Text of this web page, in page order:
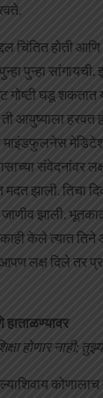
चिंतित होती
पुन्हा
गोष्टी घडू
आयुष्याला हरवत
माइंडफुलनेस
संवेदनांवर
मदत झाली. तिचा
जाणीव झाली.
काही केले त्यात
लक्ष दिले तर
हाताळण्यावर
होणार नाही;
कोणालाच